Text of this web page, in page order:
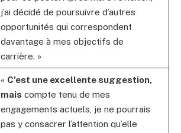
j’ai décidé de poursuivre d’autres
opportunités qui correspondent
davantage à mes objectifs de
carrière. »
« C’est une excellente suggestion,
mais compte tenu de mes
engagements actuels, je ne pourrais
pas y consacrer l’attention qu’elle